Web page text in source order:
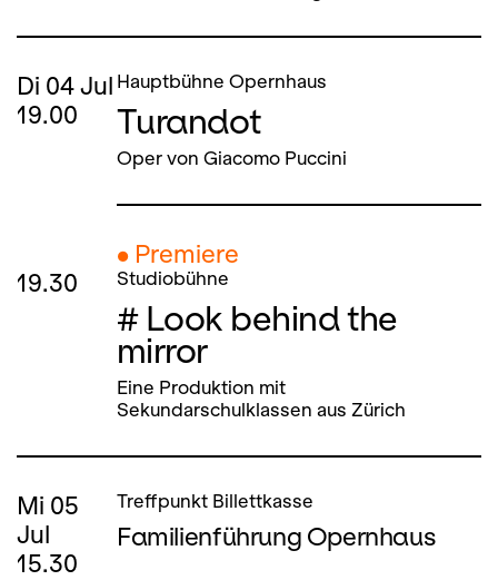
Di 04Jul
19.00
Hauptbühne Opernhaus
Turandot
Oper von Giacomo Puccini
● Premiere
19.30
Studiobühne
# Look behind the
mirror
Eine Produktion mit
Sekundarschulklassen aus Zürich
Mi 05
Jul
15.30
Treffpunkt Billettkasse
Familienführung Opernhaus